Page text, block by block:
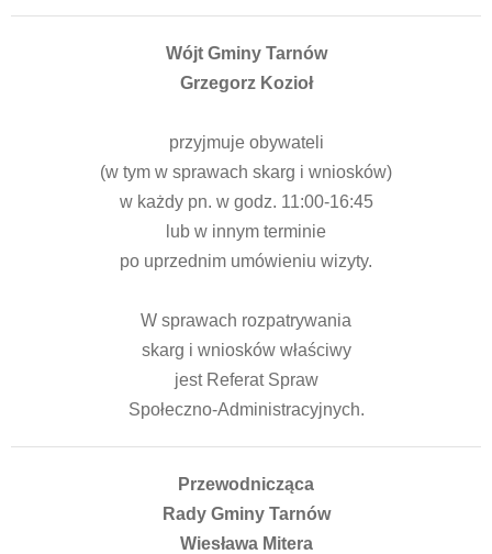
Wójt Gminy Tarnów
Grzegorz Kozioł
przyjmuje obywateli
(w tym w sprawach skarg i wniosków)
w każdy pn. w godz. 11:00-16:45
lub w innym terminie
po uprzednim umówieniu wizyty.
W sprawach rozpatrywania
skarg i wniosków właściwy
jest Referat Spraw
Społeczno-Administracyjnych.
Przewodnicząca
Rady Gminy Tarnów
Wiesława Mitera